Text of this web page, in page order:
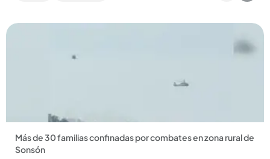
Más de 30 familias confinadas por combates en zona rural de
Sonsón